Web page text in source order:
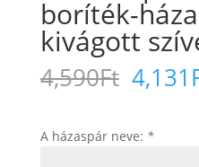
boríték-
kivágott
4,590Ft 4,131
A házaspár neve: *